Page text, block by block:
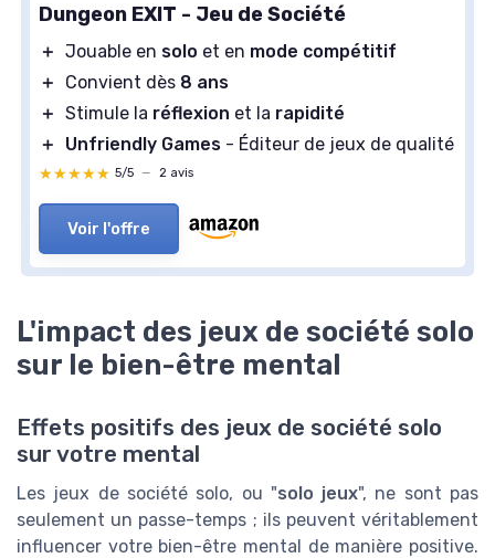
Dungeon EXIT - Jeu de Société
＋ Jouable en solo et en mode compétitif
＋
Convient dès 8 ans
＋ Stimule la réflexion et la rapidité
＋
Unfriendly Games - Éditeur de jeux de qualité
★★★★★
★★★★★ 5/5 — 2 avis
Voir l'offre
L'impact des jeux de société solo
sur le bien-être mental
Effets positifs des jeux de société solo
sur votre mental
Les jeux de société solo, ou "solo jeux", ne sont pas
seulement un passe-temps ; ils peuvent véritablement
influencer votre bien-être mental de manière positive.